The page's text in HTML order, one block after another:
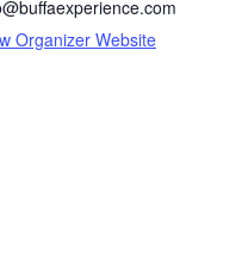
Organizer Website